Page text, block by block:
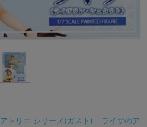
アトリエ シリーズ(ガスト)
ライザのア